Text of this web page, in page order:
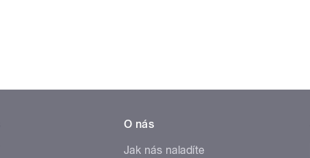
O nás
Jak nás naladíte